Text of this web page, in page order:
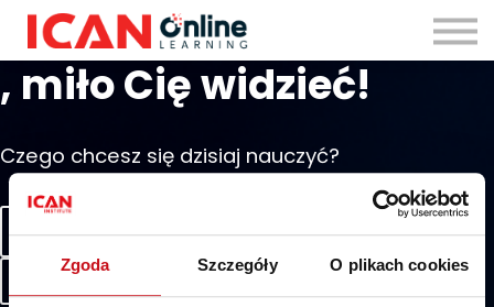
Zgoda Szczegóły O plikach cookies
Zaloguj się
, miło Cię widzieć!
Czego chcesz się dzisiaj nauczyć?
Zobacz swoje osiągnięcia